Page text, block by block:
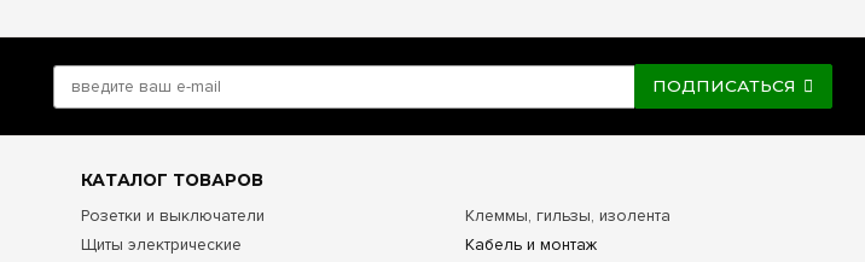
ПОДПИСАТЬСЯ
КАТАЛОГ ТОВАРОВ
Розетки и выключатели
Щиты электрические
Клеммы, гильзы, изолента
Кабель и монтаж